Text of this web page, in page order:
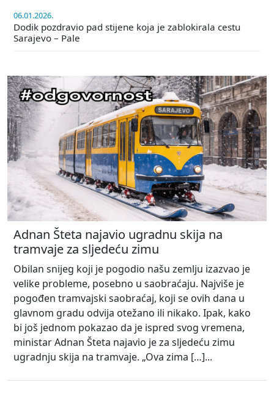
06.01.2026.
Dodik pozdravio pad stijene koja je zablokirala cestu
Sarajevo – Pale
Adnan Šteta najavio ugradnu skija na
tramvaje za sljedeću zimu
Obilan snijeg koji je pogodio našu zemlju izazvao je
velike probleme, posebno u saobraćaju. Najviše je
pogođen tramvajski saobraćaj, koji se ovih dana u
glavnom gradu odvija otežano ili nikako. Ipak, kako
bi još jednom pokazao da je ispred svog vremena,
ministar Adnan Šteta najavio je za sljedeću zimu
ugradnju skija na tramvaje. „Ova zima […]...